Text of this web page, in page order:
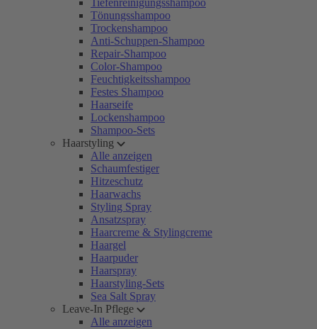
Tiefenreinigungsshampoo
Tönungsshampoo
Trockenshampoo
Anti-Schuppen-Shampoo
Repair-Shampoo
Color-Shampoo
Feuchtigkeitsshampoo
Festes Shampoo
Haarseife
Lockenshampoo
Shampoo-Sets
Haarstyling
Alle anzeigen
Schaumfestiger
Hitzeschutz
Haarwachs
Styling Spray
Ansatzspray
Haarcreme & Stylingcreme
Haargel
Haarpuder
Haarspray
Haarstyling-Sets
Sea Salt Spray
Leave-In Pflege
Alle anzeigen